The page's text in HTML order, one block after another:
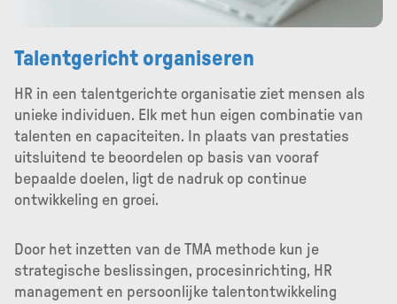
Talentgericht organiseren
HR in een talentgerichte organisatie ziet mensen als
unieke individuen. Elk met hun eigen combinatie van
talenten en capaciteiten. In plaats van prestaties
uitsluitend te beoordelen op basis van vooraf
bepaalde doelen, ligt de nadruk op continue
ontwikkeling en groei.
Door het inzetten van de TMA methode kun je
strategische beslissingen, procesinrichting, HR
management en persoonlijke talentontwikkeling